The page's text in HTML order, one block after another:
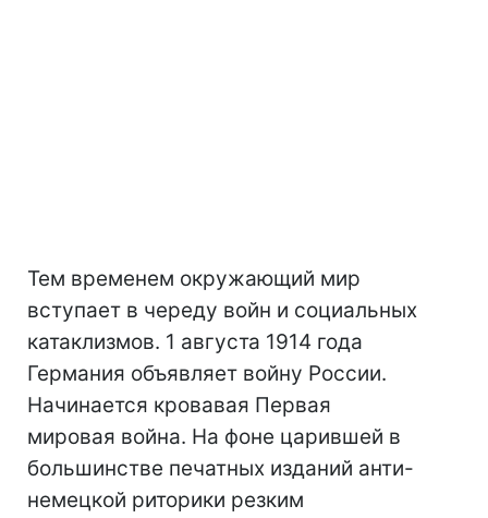
Тем временем окружающий мир
вступает в череду войн и социальных
катаклизмов. 1 августа 1914 года
Германия объявляет войну России.
Начинается кровавая Первая
мировая война. На фоне царившей в
большинстве печатных изданий анти-
немецкой риторики резким